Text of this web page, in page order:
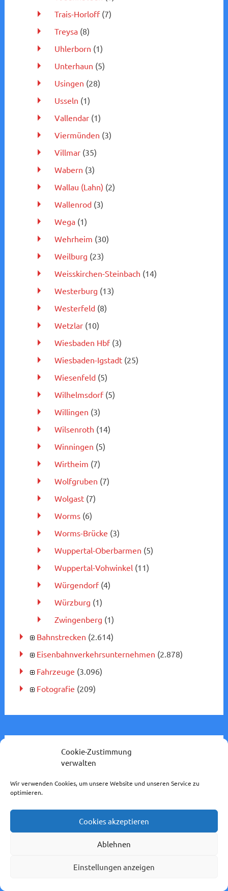
Cookie-Zustimmung
verwalten
Wir verwenden Cookies, um unsere Website und unseren Service zu
optimieren.
Cookies akzeptieren
Ablehnen
Einstellungen anzeigen
Trais-Horloff(7)
Treysa(8)
Uhlerborn (1)
Unterhaun (5)
Usingen (28)
Usseln (1)
Vallendar(1)
Viermünden (3)
Villmar(35)
Wabern (3)
Wallau (Lahn) (2)
Wallenrod(3)
Wega(1)
Wehrheim (30)
Weilburg (23)
Weisskirchen-Steinbach (14)
Westerburg (13)
Westerfeld(8)
Wetzlar(10)
Wiesbaden Hbf(3)
Wiesbaden-Igstadt(25)
Wiesenfeld(5)
Wilhelmsdorf(5)
Willingen (3)
Wilsenroth (14)
Winningen (5)
Wirtheim (7)
Wolfgruben (7)
Wolgast(7)
Worms(6)
Worms-Brücke (3)
Wuppertal-Oberbarmen (5)
Wuppertal-Vohwinkel(11)
Würgendorf(4)
Würzburg (1)
Zwingenberg (1)
Bahnstrecken (2.614)
Eisenbahnverkehrsunternehmen (2.878)
Fahrzeuge (3.096)
Fotografie (209)
Trinkgeld